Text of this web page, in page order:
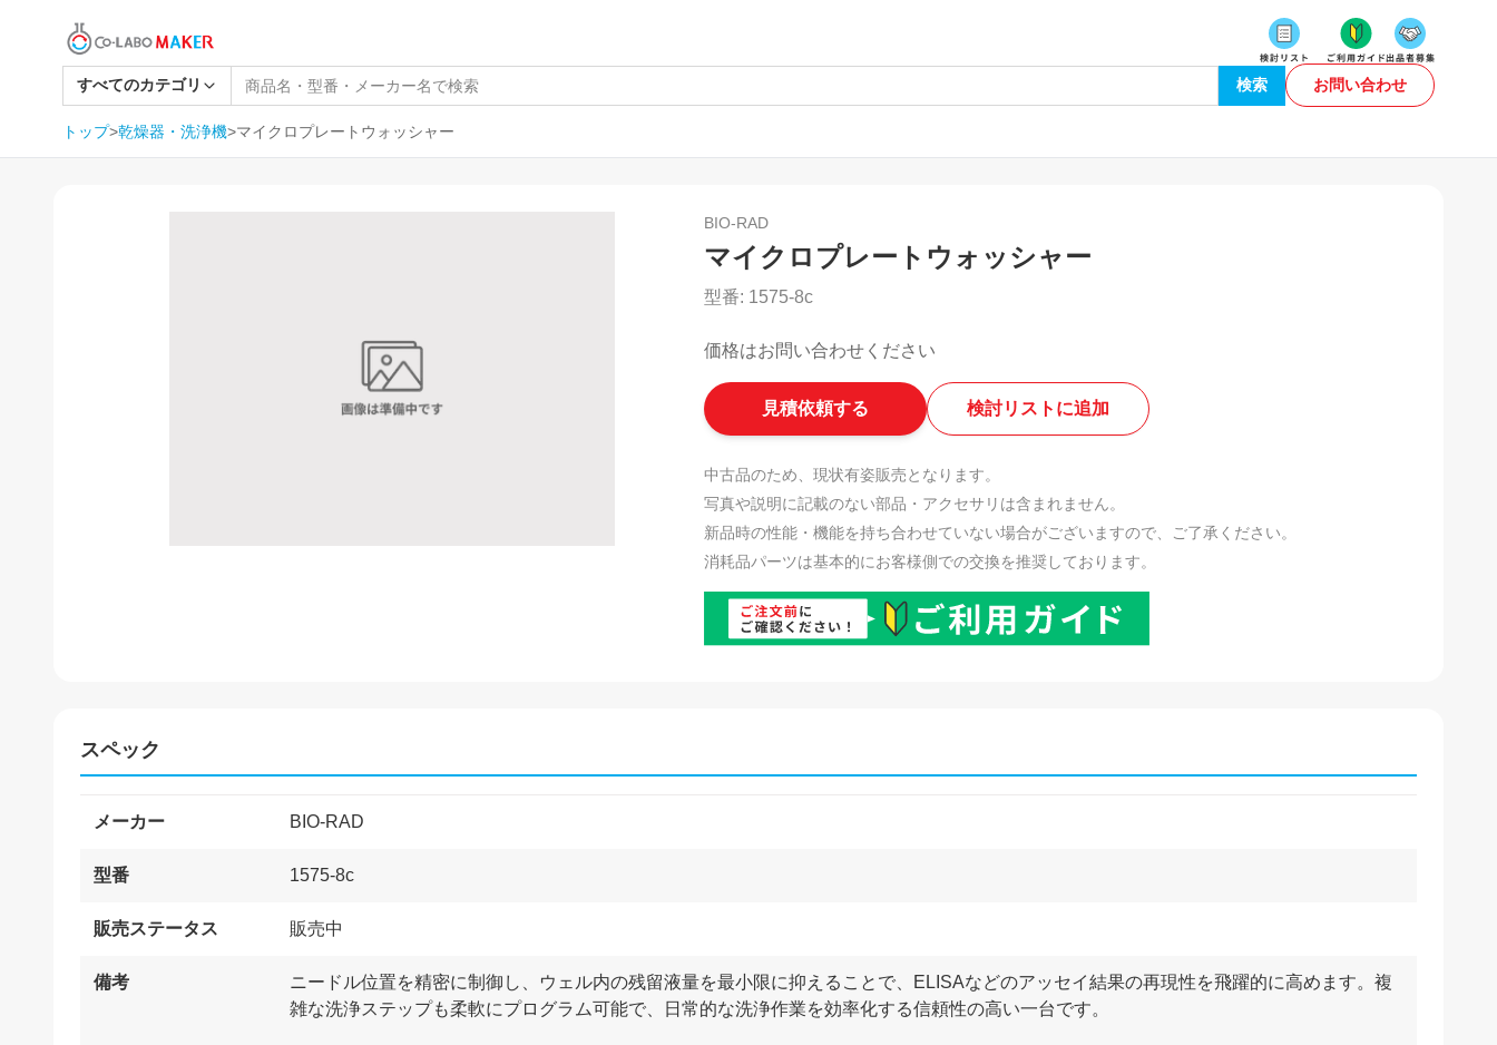
すべてのカテゴリ 検索 お問い合わせ
トップ>乾燥器・洗浄機>マイクロプレートウォッシャー
BIO-RAD
マイクロプレートウォッシャー
型番: 1575-8c
価格はお問い合わせください
見積依頼する 検討リストに追加
中古品のため、現状有姿販売となります。
写真や説明に記載のない部品・アクセサリは含まれません。
新品時の性能・機能を持ち合わせていない場合がございますので、ご了承ください。
消耗品パーツは基本的にお客様側での交換を推奨しております。
スペック
メーカー BIO-RAD
型番 1575-8c
販売ステータス 販売中
備考
ニードル位置を精密に制御し、ウェル内の残留液量を最小限に抑えることで、ELISAなどのアッセイ結果の再現性を飛躍的に高めます。複
雑な洗浄ステップも柔軟にプログラム可能で、日常的な洗浄作業を効率化する信頼性の高い一台です。